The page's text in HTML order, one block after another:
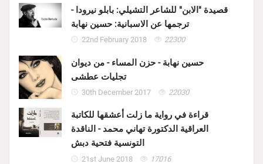
قصيدة "الابن" للشاعر التشيلي: بابلو نيرودا -
ترجمها عن الاسبانية: حسين نهابة
22nd February 2018 22300
حسين نهابة - حزن المساء - من ديوان
تجليات عطشى
30th December 2017 22030
قراءة في رواية ما زلت أعشقها للكاتبة
العراقية الدكتورة تهاني محمد - الناقدة
التونسية فتحية دبش
21st June 2018 17016